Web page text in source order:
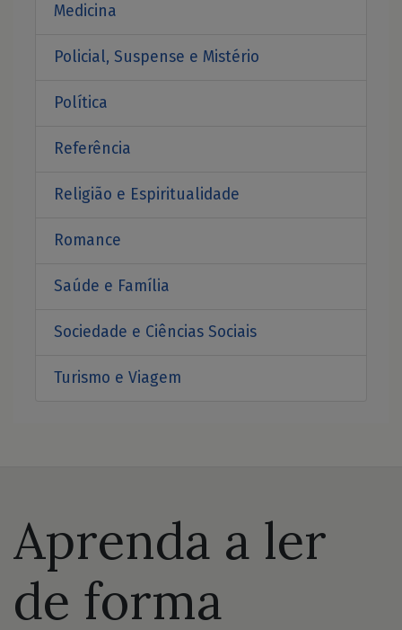
Medicina
Policial, Suspense e Mistério
Política
Referência
Religião e Espiritualidade
Romance
Saúde e Família
Sociedade e Ciências Sociais
Turismo e Viagem
Aprenda a ler
de forma